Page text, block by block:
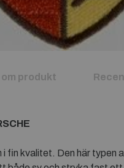
produkt
fin kvalitet. Den här typen